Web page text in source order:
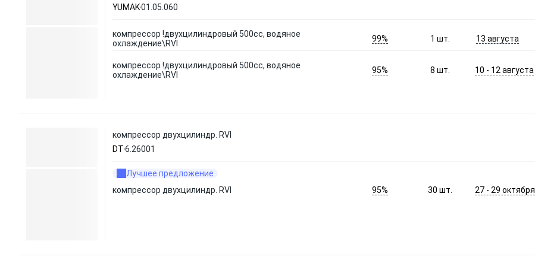
YUMAK01.05.060
компрессор !двухцилиндровый 500сс, водяное
охлаждение\RVI
99% 1шт. 13 августа
компрессор !двухцилиндровый 500сс, водяное
охлаждение\RVI
95% 8шт. 10 - 12 августа
компрессор двухцилиндр. RVI
DT6.26001
Лучшее предложение
компрессор двухцилиндр. RVI
95% 30шт. 27 - 29 октября